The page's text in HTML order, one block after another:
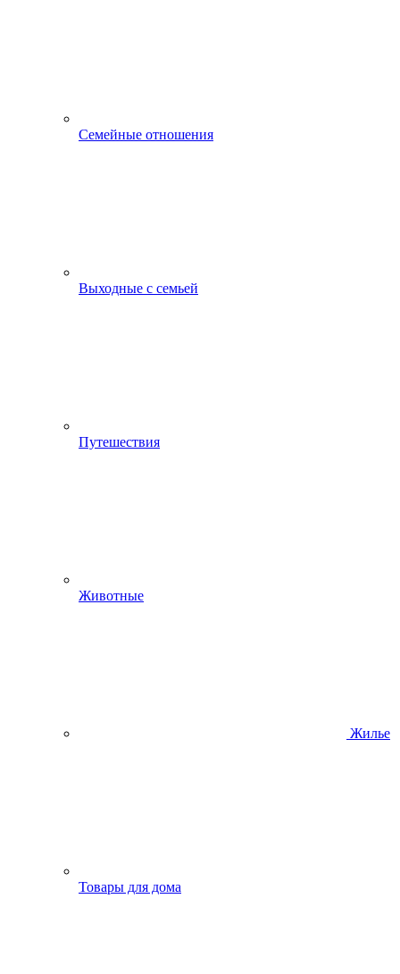
Семейные отношения
Выходные с семьей
Путешествия
Животные
Жилье
Товары для дома